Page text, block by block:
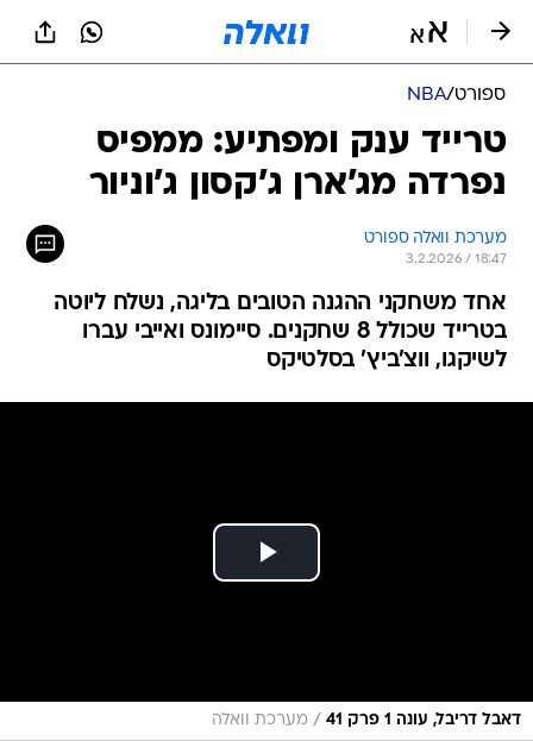
ספורט/
NBA
טרייד ענק ומפתיע: ממפיס
נפרדה מג'ארן ג'קסון ג'וניור
מערכת וואלה ספורט
3.2.2026 / 18:47
אחד משחקני ההגנה הטובים בליגה, נשלח ליוטה
בטרייד שכולל 8 שחקנים. סיימונס ואייבי עברו
לשיקגו, ווצ'ביץ' בסלטיקס
דאבל דריבל, עונה 1 פרק 41 / מערכת וואלה